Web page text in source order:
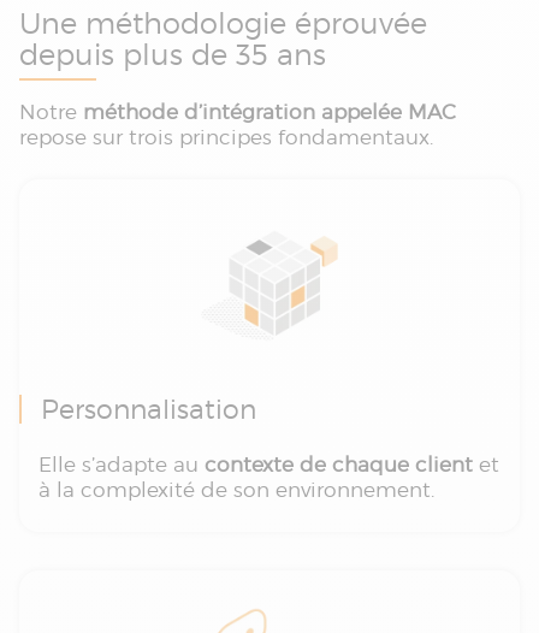
Une méthodologie éprouvée
depuis plus de 35 ans
Notre méthode d’intégration appelée MAC
repose sur trois principes fondamentaux.
Personnalisation
Elle s’adapte au contexte de chaque client et
à la complexité de son environnement.